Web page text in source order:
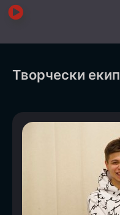
Творчески екип